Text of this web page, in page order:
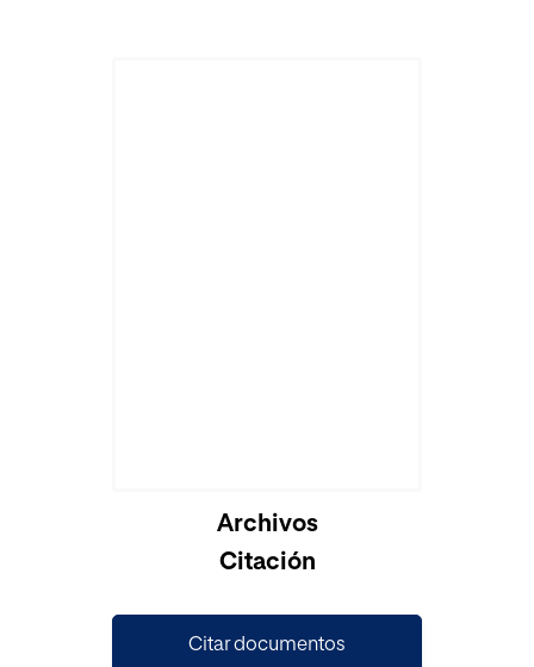
Archivos
Citación
Citar documentos